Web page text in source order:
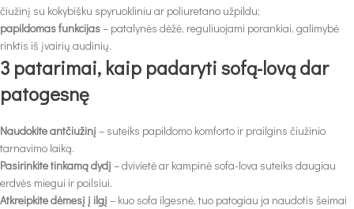
čiužinį su kokybišku spyruokliniu ar poliuretano užpildu;
papildomas funkcijas– patalynės dėžė, reguliuojami porankiai, galimybė
rinktis iš įvairių audinių.
3 patarimai, kaip padaryti sofą-lovą dar
patogesnę
Naudokite antčiužinį – suteiks papildomo komforto ir prailgins čiužinio
tarnavimo laiką.
Pasirinkite tinkamą dydį – dvivietė ar kampinė sofa-lova suteiks daugiau
erdvės miegui ir poilsiui.
Atkreipkite dėmesį į ilgį – kuo sofa ilgesnė, tuo patogiau ja naudotis šeimai